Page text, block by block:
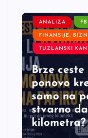
ANALIZA
FINANSIJE,
TUZLANSKI
Brze
ponovo
samo na
stvarno
kilometra?